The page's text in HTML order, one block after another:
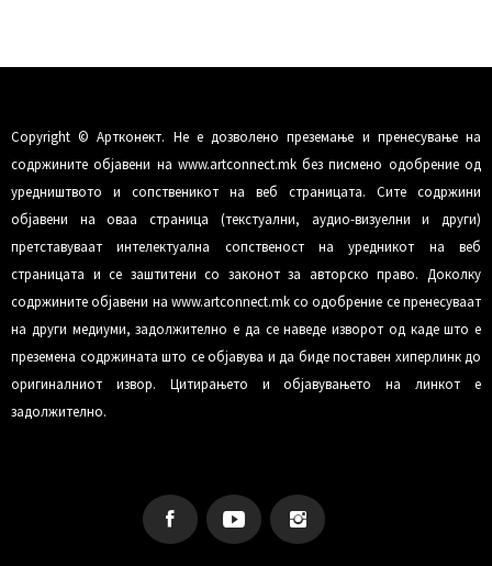
Copyright © Артконект. Не е дозволено преземање и пренесување на
содржините објавени на www.artconnect.mk без писмено одобрение од
уредништвото и сопственикот на веб страницата. Сите содржини
објавени на оваа страница (текстуални, аудио-визуелни и други)
претставуваат интелектуална сопственост на уредникот на веб
страницата и се заштитени со законот за авторско право. Доколку
содржините објавени на www.artconnect.mk со одобрение се пренесуваат
на други медиуми, задолжително е да се наведе изворот од каде што е
преземена содржината што се објавува и да биде поставен хиперлинк до
оригиналниот извор. Цитирањето и објавувањето на линкот е
задолжително.